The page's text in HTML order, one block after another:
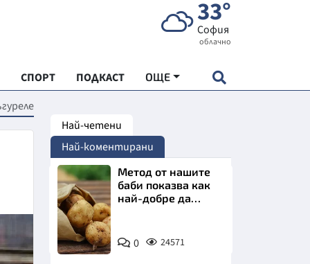
33°
София
облачно
СПОРТ ПОДКАСТ ОЩЕ
"ЧУДЕСАТА НА БЪЛГАРИЯ"
Най-четени
Най-коментирани
Снимка:
Пиксабей
Метод от нашите
баби показва как
най-добре да
0 24571